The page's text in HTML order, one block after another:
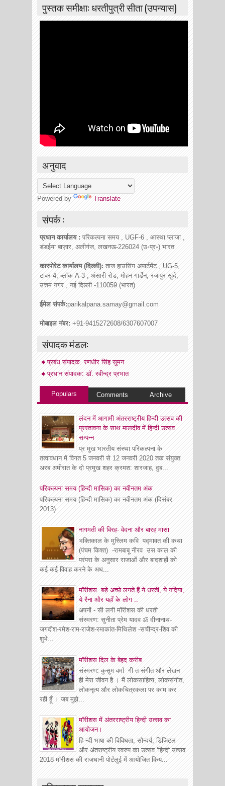
पुस्तक समीक्षा: धरतीपुत्री सीता (उपन्यास)
अनुवाद
Powered by Translate
संपर्क :
प्रधान कार्यालय : परिकल्पना समय , UGF-6 , आस्था प्लाजा ,
डंडईया बाज़ार, अलीगंज, लखनऊ-226024 (उ॰प्र॰) भारत
कारपोरेट कार्यालय (दिल्ली): ताज हाउसिंग अपार्टमेंट , UG-5,
टावर-4, ब्लॉक A-3 , अंसारी रोड, मोहन गार्डेन, रजापुर खुर्द,
उत्तम नगर , नई दिल्ली -110059 (भारत)
ईमेल संपर्क:parikalpana.samay@gmail.com
मोबाइल नंबर: +91-9415272608/6307607007
संपादक मंडल:
प्रबंध संपादक: रणधीर सिंह सुमन
प्रधान संपादक: डॉ. रवीन्द्र प्रभात
Populars Comments Archive
लंदन में आगामी अंतरराष्ट्रीय हिन्दी उत्सव की
प्रस्तावना के साथ मालदीव में हिन्दी उत्सव
सम्पन्न
प्र मुख भारतीय संस्था परिकल्पना के
तत्वावधान में विगत 5 जनवरी से 12 जनवरी 2020 तक संयुक्त
अरब अमीरात के दो प्रमुख शहर क्रमश: शारजाह, दुब...
परिकल्पना समय (हिन्दी मासिक) का नवीनतम अंक
परिकल्पना समय (हिन्दी मासिक) का नवीनतम अंक (दिसंबर
2013)
नागमती की विरह- वेदना और बारह मासा
भक्तिकाल के मुस्लिम कवि पद्मावत की कथा
(पंचम किश्त) -रामबाबू नीरव उस काल की
परंपरा के अनुसार राजाओं और बादशाहों को
कई कई विवाह करने के अध...
मॉरीशस: बड़े अच्छे लगते हैं ये धरती, ये नदिया,
ये रैना और यहाँ के लोग ..
अपनों - सी लगी मॉरीशस की धरती
संस्मरण: सुनीता प्रेम यादव ॐ दीनानाथ-
जगदीश-रमेश-राम-राजेश-रमाकांत-मिथिलेश -सचीन्द्र-शिव की
शुभे...
माॅरीशस दिल के बेहद करीब
संस्मरण: कुसुम वर्मा गी त-संगीत और लेखन
ही मेरा जीवन है । मैं लोकसाहित्य, लोकसंगीत,
लोकनृत्य और लोकचित्रकला पर काम कर
रही हूँ । जब मुझे...
मॉरीशस में अंतरराष्ट्रीय हिन्दी उत्सव का
आयोजन।
हि न्दी भाषा की विविधता, सौन्दर्य, डिजिटल
और अंतराष्ट्रीय स्वरुप का उत्सव ‘हिन्दी उत्सव
2018 मॉरीशस की राजधानी पोर्टलुई में आयोजित किय...